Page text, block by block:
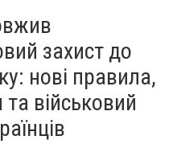
захист до
нові правила,
військовий